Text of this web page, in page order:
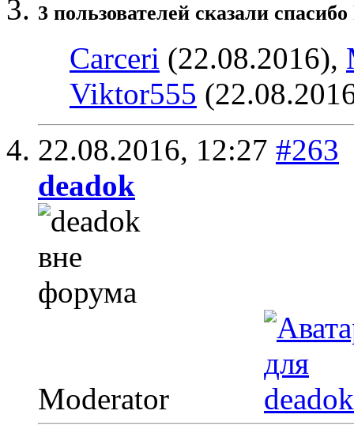
3 пользователей сказали
Carceri (22.08.2016),
Viktor555
22.08.2016, 12:27 #263
deadok
Moderator